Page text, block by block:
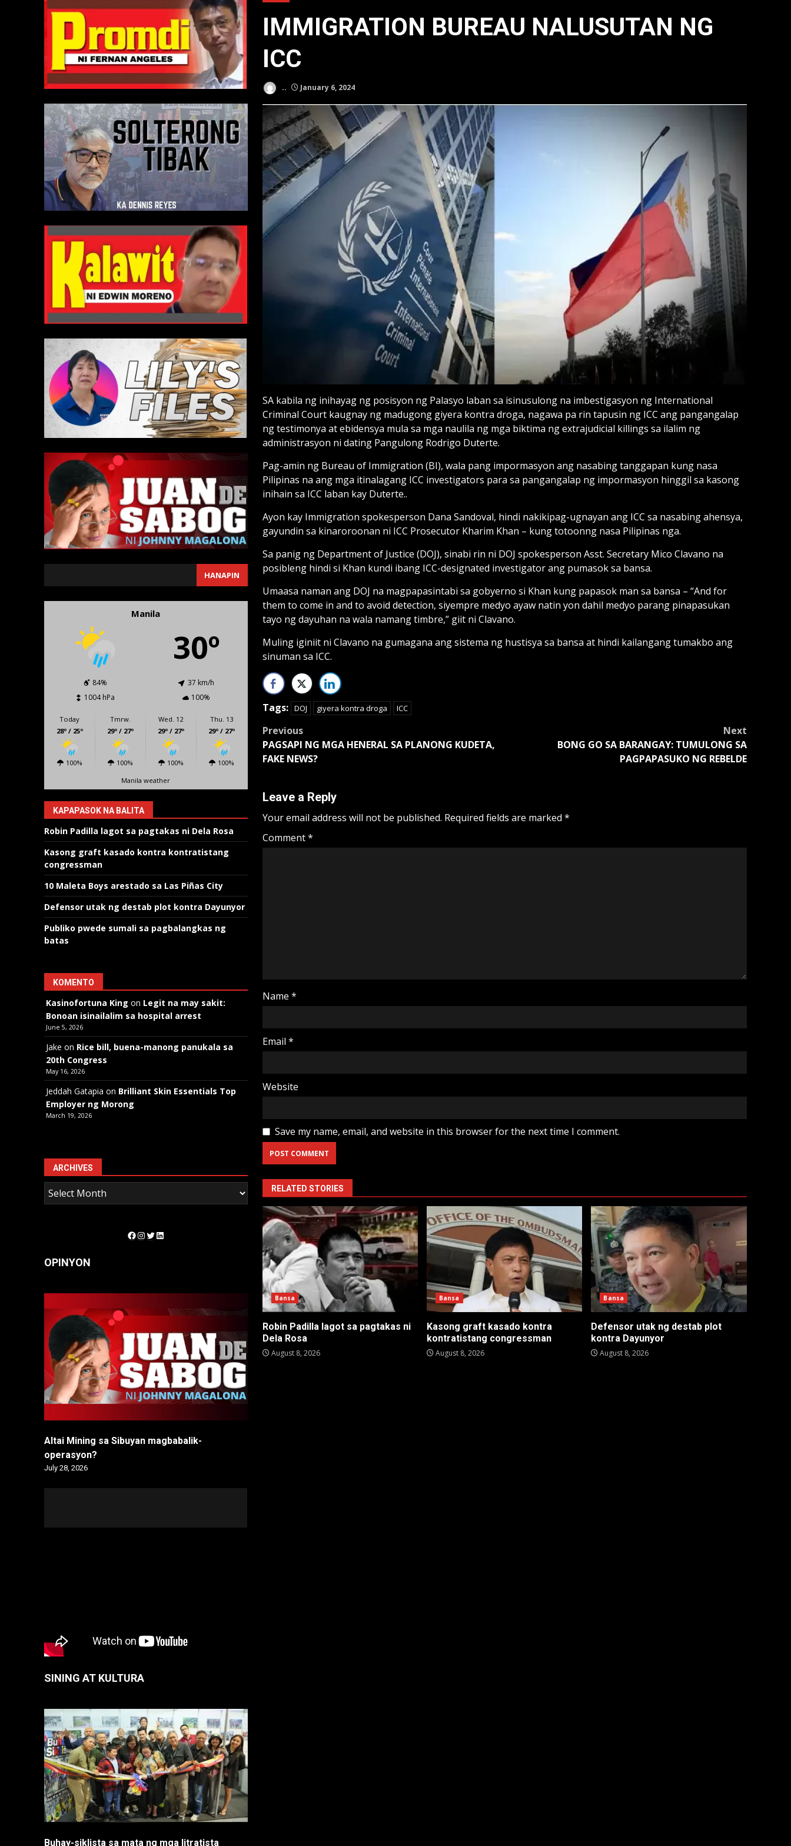
IMMIGRATION BUREAU NALUSUTAN NG
ICC
.. January 6, 2024
SA kabila ng inihayag ng posisyon ng Palasyo laban sa isinusulong na imbestigasyon ng International
Criminal Court kaugnay ng madugong giyera kontra droga, nagawa pa rin tapusin ng ICC ang pangangalap
ng testimonya at ebidensya mula sa mga naulila ng mga biktima ng extrajudicial killings sa ilalim ng
administrasyon ni dating Pangulong Rodrigo Duterte.
Pag-amin ng Bureau of Immigration (BI), wala pang impormasyon ang nasabing tanggapan kung nasa
Pilipinas na ang mga itinalagang ICC investigators para sa pangangalap ng impormasyon hinggil sa kasong
inihain sa ICC laban kay Duterte..
Ayon kay Immigration spokesperson Dana Sandoval, hindi nakikipag-ugnayan ang ICC sa nasabing ahensya,
gayundin sa kinaroroonan ni ICC Prosecutor Kharim Khan – kung totoonng nasa Pilipinas nga.
Sa panig ng Department of Justice (DOJ), sinabi rin ni DOJ spokesperson Asst. Secretary Mico Clavano na
posibleng hindi si Khan kundi ibang ICC-designated investigator ang pumasok sa bansa.
Umaasa naman ang DOJ na magpapasintabi sa gobyerno si Khan kung papasok man sa bansa – “And for
them to come in and to avoid detection, siyempre medyo ayaw natin yon dahil medyo parang pinapasukan
tayo ng dayuhan na wala namang timbre,” giit ni Clavano.
Muling iginiit ni Clavano na gumagana ang sistema ng hustisya sa bansa at hindi kailangang tumakbo ang
sinuman sa ICC.
Tags: DOJ giyera kontra droga ICC
Post
navigation
Previous
PAGSAPI NG MGA HENERAL SA PLANONG KUDETA,
FAKE NEWS?
Next
BONG GO SA BARANGAY: TUMULONG SA
PAGPAPASUKO NG REBELDE
Leave a Reply
Your email address will not be published. Required fields are marked *
Comment*
Name *
Email *
Website
Save my name, email, and website in this browser for the next time I comment.
RELATED STORIES
Bansa
Robin Padilla lagot sa pagtakas ni
Dela Rosa
August 8, 2026
Bansa
Kasong graft kasado kontra
kontratistang congressman
August 8, 2026
Bansa
Defensor utak ng destab plot
kontra Dayunyor
August 8, 2026
HANAPIN
Manila
30º
84%
37 km/h
1004 hPa
100%
Today
28º / 25º
100%
Tmrw.
29º / 27º
100%
Wed. 12
29º / 27º
100%
Thu. 13
29º / 27º
100%
Manila weather
KAPAPASOK NA BALITA
Robin Padilla lagot sa pagtakas ni Dela Rosa
Kasong graft kasado kontra kontratistang
congressman
10 Maleta Boys arestado sa Las Piñas City
Defensor utak ng destab plot kontra Dayunyor
Publiko pwede sumali sa pagbalangkas ng
batas
KOMENTO
Kasinofortuna King on Legit na may sakit:
Bonoan isinailalim sa hospital arrest
June 5, 2026
Jake on Rice bill, buena-manong panukala sa
20th Congress
May 16, 2026
Jeddah Gatapia on Brilliant Skin Essentials Top
Employer ng Morong
March 19, 2026
ARCHIVES
Facebook
Instagram
Twitter
LinkedIn
OPINYON
Altai Mining sa Sibuyan magbabalik-
operasyon?
July 28, 2026
SINING AT KULTURA
Buhay-siklista sa mata ng mga litratista